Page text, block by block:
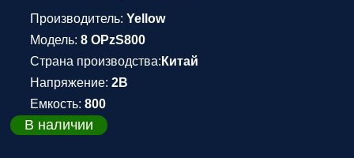
Производитель: Yellow
Модель: 8 OPzS800
Страна производства: Китай
Напряжение: 2В
Емкость: 800
В наличии